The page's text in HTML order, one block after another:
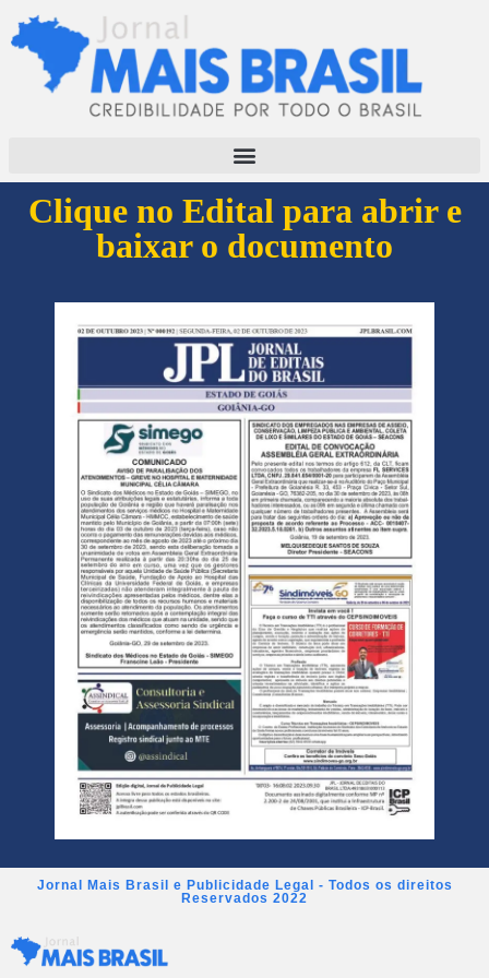
Clique no Edital para abrir e
baixar o documento
Jornal Mais Brasil e Publicidade Legal - Todos os direitos
Reservados 2022